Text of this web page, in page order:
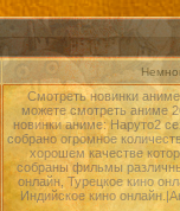
Смотреть новинки
можете смотреть аниме
новинки аниме: Наруто2
собрано огромное
хорошем качестве
собраны фильмы
онлайн, Турецкое кино
Индийское кино